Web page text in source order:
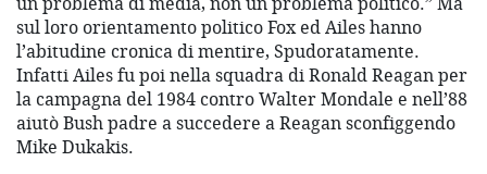
sul loro orientamento politico Fox ed Ailes hanno
l’abitudine cronica di mentire, Spudoratamente.
Infatti Ailes fu poi nella squadra di Ronald Reagan per
la campagna del 1984 contro Walter Mondale e nell’88
aiutò Bush padre a succedere a Reagan sconfiggendo
Mike Dukakis.